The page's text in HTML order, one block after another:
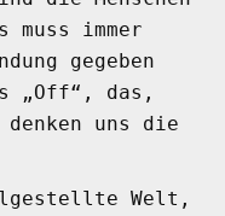
immer
gegeben
„Off“, das,
uns die
Welt,